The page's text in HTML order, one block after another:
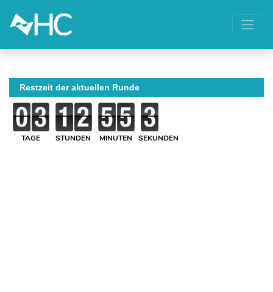
Restzeit der aktuellen Runde
TAGE STUNDEN MINUTEN SEKUNDEN